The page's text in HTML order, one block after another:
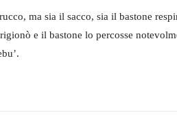
ma sia il sacco, sia il bastone
e il bastone lo percosse